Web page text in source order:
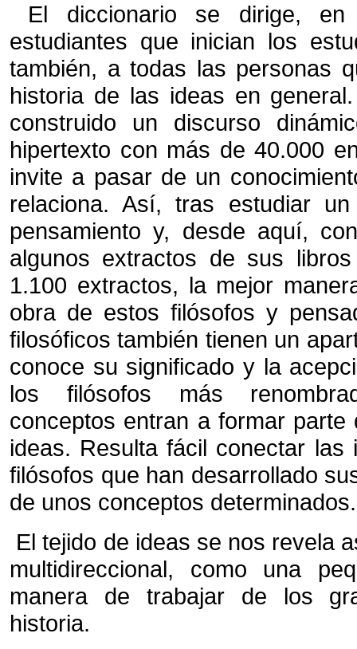
El diccionario se dirige, en
estudiantes que inician los
también, a todas las personas
historia de las ideas en
construido un discurso
hipertexto con más de 40.000
invite a pasar de un
relaciona. Así, tras estudiar
pensamiento y, desde aquí,
algunos extractos de sus
1.100 extractos, la mejor
obra de estos filósofos y
filosóficos también tienen un
conoce su significado y la
los filósofos más
conceptos entran a formar parte
ideas. Resulta fácil conectar las
filósofos que han desarrollado
de unos conceptos determinados.
El tejido de ideas se nos revela
multidireccional, como una
manera de trabajar de los
historia.